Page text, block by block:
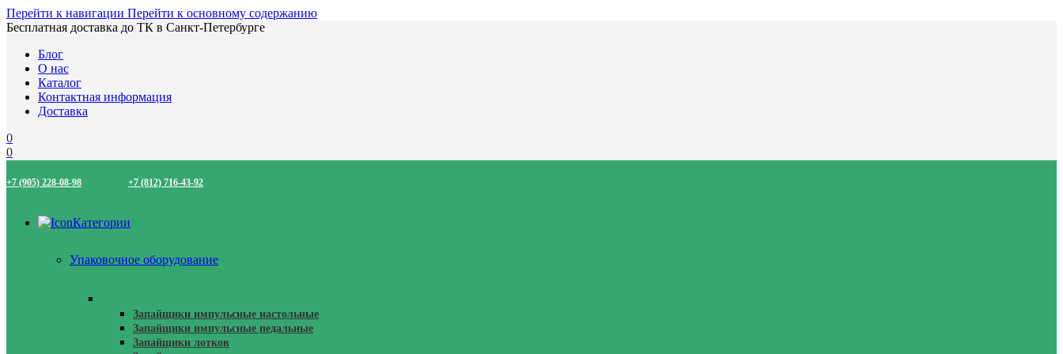
Перейти к навигации Перейти к основному содержанию
Бесплатная доставка до ТК в Санкт-Петербурге
Блог
О нас
Каталог
Контактная информация
Доставка
0
0
+7 (905) 228-08-98 +7 (812) 716-43-92
Категории
Упаковочное оборудование
Запайщики импульсные настольные
Запайщики импульсные педальные
Запайщики лотков